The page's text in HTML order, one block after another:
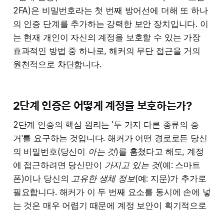
2FA)은 비밀번호라는 첫 번째 방어선에 더해 또 하나
의 인증 단계를 추가하는 강력한 보안 장치입니다. 이
는 현재 개인이 자신의 계정을 보호할 수 있는 가장
효과적인 방법 중 하나로, 해커의 무단 접근을 거의
원천적으로 차단합니다.
2단계 인증은 어떻게 계정을 보호하는가?
2단계 인증의 핵심 원리는 '두 가지 다른 종류의 증
거'를 요구하는 것입니다. 해커가 어떤 경로로든 당신
의 비밀번호(당신이 아는 것)를 훔쳤다고 해도, 계정
에 접근하려면 당신만이 가지고 있는 것(예: 스마트
폰)이나 당신의 고유한 생체 정보(예: 지문)가 추가로
필요합니다. 해커가 이 두 번째 요소를 동시에 손에 넣
는 것은 매우 어렵기 때문에 계정 보안이 획기적으로